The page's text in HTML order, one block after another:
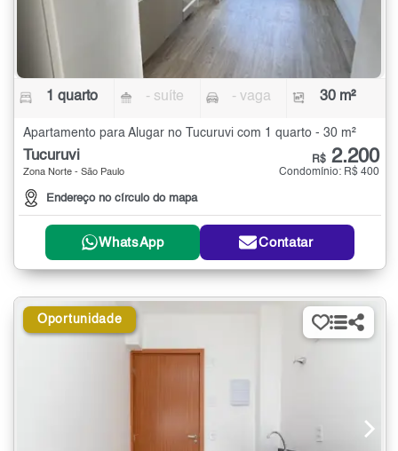
1 quarto - suíte - vaga 30 m²
Apartamento para Alugar no Tucuruvi com 1 quarto - 30 m²
Tucuruvi
Zona Norte - São Paulo
Endereço no círculo do mapa
R$ 2.200
Condomínio: R$ 400
WhatsApp Contatar
Oportunidade